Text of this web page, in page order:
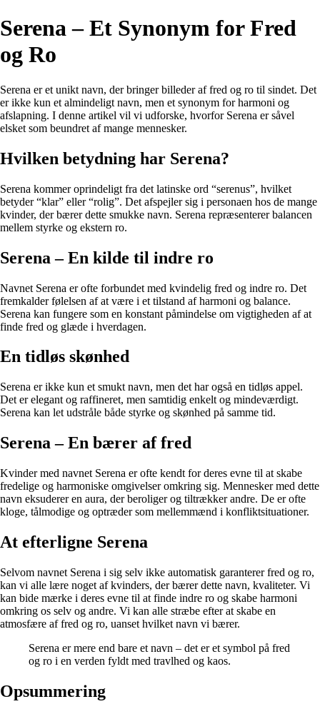
Serena – Et Synonym for Fred
og Ro
Serena er et unikt navn, der bringer billeder af fred og ro til sindet. Det
er ikke kun et almindeligt navn, men et synonym for harmoni og
afslapning. I denne artikel vil vi udforske, hvorfor Serena er såvel
elsket som beundret af mange mennesker.
Hvilken betydning har Serena?
Serena kommer oprindeligt fra det latinske ord “serenus”, hvilket
betyder “klar” eller “rolig”. Det afspejler sig i personaen hos de mange
kvinder, der bærer dette smukke navn. Serena repræsenterer balancen
mellem styrke og ekstern ro.
Serena – En kilde til indre ro
Navnet Serena er ofte forbundet med kvindelig fred og indre ro. Det
fremkalder følelsen af ​​at være i et tilstand af harmoni og balance.
Serena kan fungere som en konstant påmindelse om vigtigheden af ​​at
finde fred og glæde i hverdagen.
En tidløs skønhed
Serena er ikke kun et smukt navn, men det har også en tidløs appel.
Det er elegant og raffineret, men samtidig enkelt og mindeværdigt.
Serena kan let udstråle både styrke og skønhed på samme tid.
Serena – En bærer af fred
Kvinder med navnet Serena er ofte kendt for deres evne til at skabe
fredelige og harmoniske omgivelser omkring sig. Mennesker med dette
navn eksuderer en aura, der beroliger og tiltrækker andre. De er ofte
kloge, tålmodige og optræder som mellemmænd i konfliktsituationer.
At efterligne Serena
Selvom navnet Serena i sig selv ikke automatisk garanterer fred og ro,
kan vi alle lære noget af kvinders, der bærer dette navn, kvaliteter. Vi
kan bide mærke i deres evne til at finde indre ro og skabe harmoni
omkring os selv og andre. Vi kan alle stræbe efter at skabe en
atmosfære af fred og ro, uanset hvilket navn vi bærer.
Serena er mere end bare et navn – det er et symbol på fred
og ro i en verden fyldt med travlhed og kaos.
Opsummering